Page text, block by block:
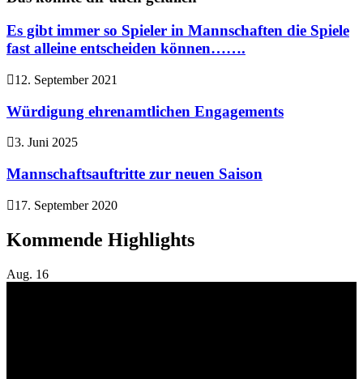
Es gibt immer so Spieler in Mannschaften die Spiele
fast alleine entscheiden können…….
12. September 2021
Würdigung ehrenamtlichen Engagements
3. Juni 2025
Mannschaftsauftritte zur neuen Saison
17. September 2020
Kommende Highlights
Aug. 16